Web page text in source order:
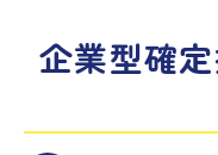
企業型確